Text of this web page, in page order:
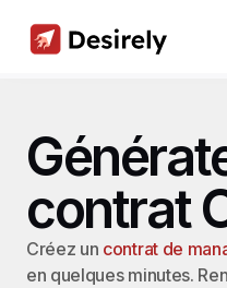
contrat
Créez un contrat de
en quelques minutes.